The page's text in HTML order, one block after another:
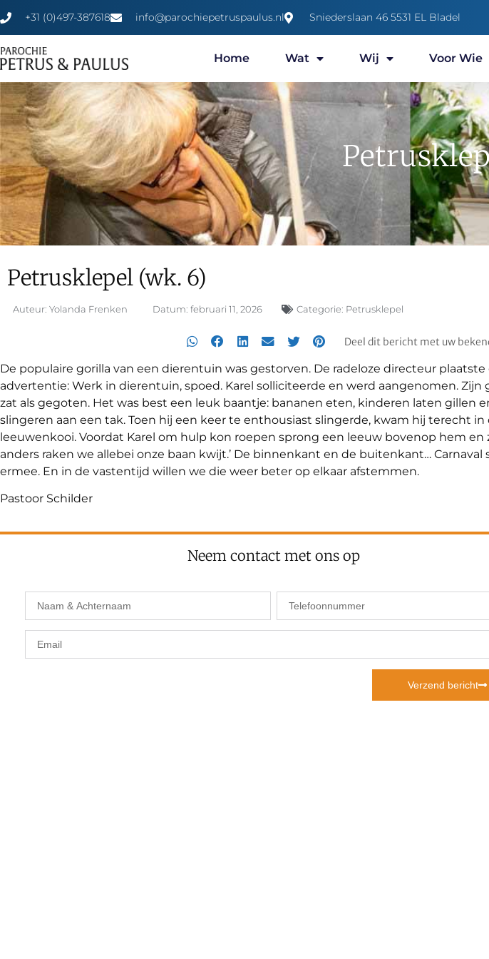
+31 (0)497-387618 info@parochiepetruspaulus.nl Sniederslaan 46 5531 EL Bladel
Home Wat Wij Voor Wie
Petrusklepel (wk. 6)
Auteur: Yolanda Frenken Datum: februari 11, 2026 Categorie: Petrusklepel
Deel dit bericht met uw
De populaire gorilla van een dierentuin was gestorven. De radeloze directeur plaatste
advertentie: Werk in dierentuin, spoed. Karel solliciteerde en werd aangenomen. Zijn
zat als gegoten. Het was best een leuk baantje: bananen eten, kinderen laten gillen
slingeren aan een tak. Toen hij een keer te enthousiast slingerde, kwam hij terecht in
leeuwenkooi. Voordat Karel om hulp kon roepen sprong een leeuw bovenop hem en
anders raken we allebei onze baan kwijt.’ De binnenkant en de buitenkant… Carnaval
ermee. En in de vastentijd willen we die weer beter op elkaar afstemmen.
Pastoor Schilder
Neem contact met ons op
Verzend bericht